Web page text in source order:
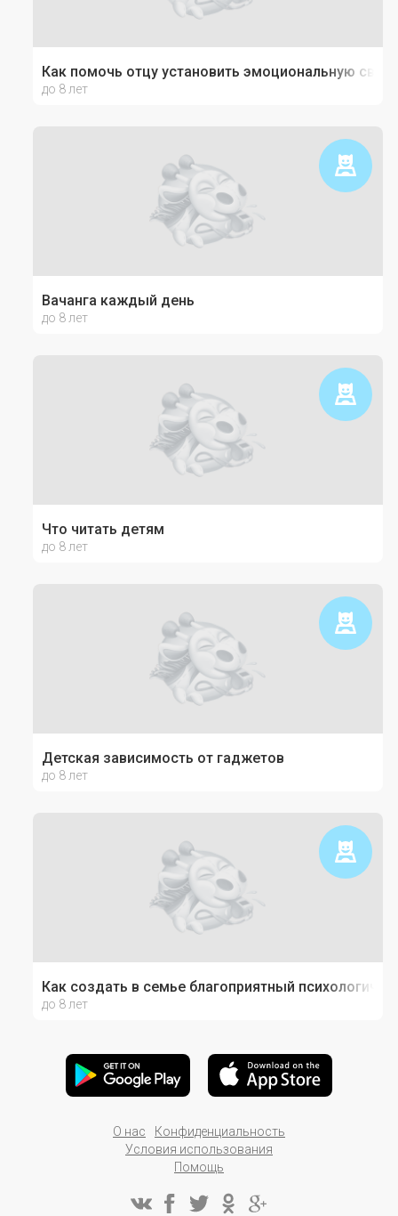
Как помочь отцу установить эмоциональную
до 8 лет
Вачанга каждый день
до 8 лет
Что читать детям
до 8 лет
Детская зависимость от гаджетов
до 8 лет
Как создать в семье благоприятный
до 8 лет
О нас
Конфиденциальность
Условия использования
Помощь